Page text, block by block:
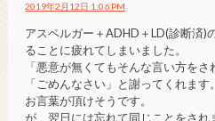
2019年2月12日 1:06 PM
アスペルガー＋ADHD＋LD(診断済)
ることに疲れてしまいました。
「悪意が無くてもそんな言い方を
「ごめんなさい」と謝ってくれま
お言葉が頂けそうです。
が、翌日には忘れて同じことをされ